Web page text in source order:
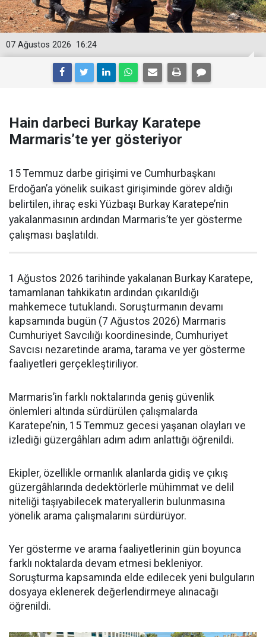
16:24
07 Ağustos 2026
Hain darbeci Burkay Karatepe
Marmaris’te yer gösteriyor
15 Temmuz darbe girişimi ve Cumhurbaşkanı
Erdoğan’a yönelik suikast girişiminde görev aldığı
belirtilen, ihraç eski Yüzbaşı Burkay Karatepe’nin
yakalanmasının ardından Marmaris’te yer gösterme
çalışması başlatıldı.
1 Ağustos 2026 tarihinde yakalanan Burkay Karatepe,
tamamlanan tahkikatın ardından çıkarıldığı
mahkemece tutuklandı. Soruşturmanın devamı
kapsamında bugün (7 Ağustos 2026) Marmaris
Cumhuriyet Savcılığı koordinesinde, Cumhuriyet
Savcısı nezaretinde arama, tarama ve yer gösterme
faaliyetleri gerçekleştiriliyor.
Marmaris’in farklı noktalarında geniş güvenlik
önlemleri altında sürdürülen çalışmalarda
Karatepe’nin, 15 Temmuz gecesi yaşanan olayları ve
izlediği güzergâhları adım adım anlattığı öğrenildi.
Ekipler, özellikle ormanlık alanlarda gidiş ve çıkış
güzergâhlarında dedektörlerle mühimmat ve delil
niteliği taşıyabilecek materyallerin bulunmasına
yönelik arama çalışmalarını sürdürüyor.
Yer gösterme ve arama faaliyetlerinin gün boyunca
farklı noktalarda devam etmesi bekleniyor.
Soruşturma kapsamında elde edilecek yeni bulguların
dosyaya eklenerek değerlendirmeye alınacağı
öğrenildi.